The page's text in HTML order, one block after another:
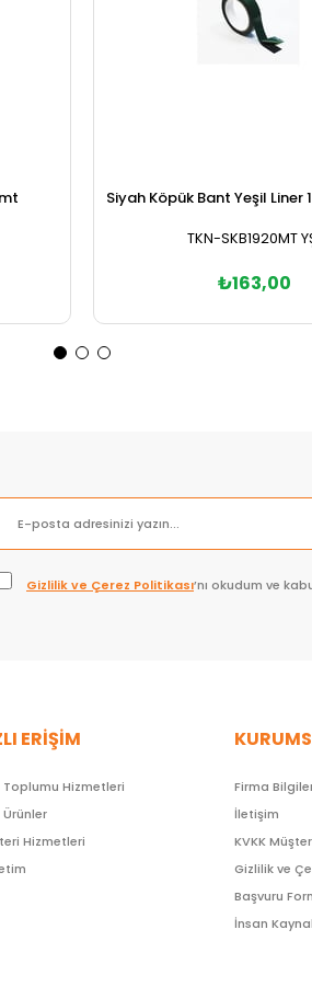
Siyah Köpük Bant Yeşil Liner
TKN-SKB1920MT
₺163,00
Gizlilik ve Çerez Politikası’nı okudum ve
ERİŞİM
Toplumu Hizmetleri
Ürünler
Hizmetleri
Firma
İletişim
KVKK
Gizlilik ve
Başvuru
İnsan